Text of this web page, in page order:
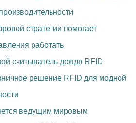
стратегии помогает
работать
считыватель дождя RFID
решение RFID для модной
ведущим мировым